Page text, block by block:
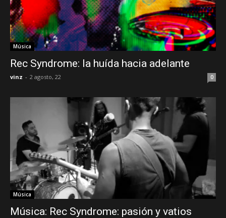
Música
Rec Syndrome: la huída hacia adelante
vinz - 2 agosto, 22 0
Música
Música: Rec Syndrome: pasión y vatios